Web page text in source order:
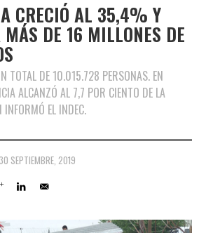
CRECIÓ AL 35,4% Y
DE 16 MILLONES DE
TOTAL DE 10.015.728 PERSONAS. EN
ALCANZÓ AL 7,7 POR CIENTO DE LA
INFORMÓ EL INDEC.
30 SEPTIEMBRE, 2019